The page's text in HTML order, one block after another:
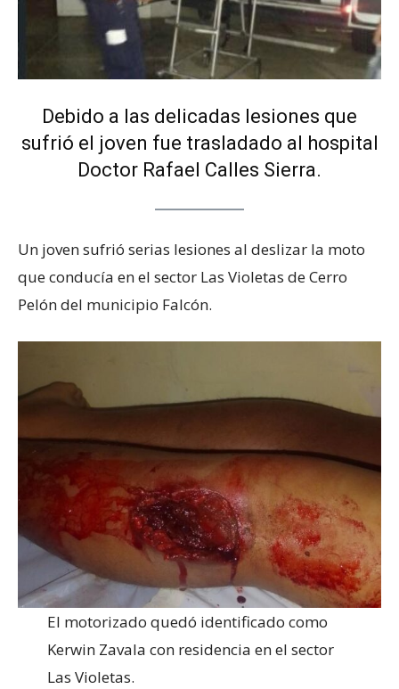
Debido a las delicadas lesiones que
sufrió el joven fue trasladado al hospital
Doctor Rafael Calles Sierra.
Un joven sufrió serias lesiones al deslizar la moto
que conducía en el sector Las Violetas de Cerro
Pelón del municipio Falcón.
El motorizado quedó identificado como
Kerwin Zavala con residencia en el sector
Las Violetas.